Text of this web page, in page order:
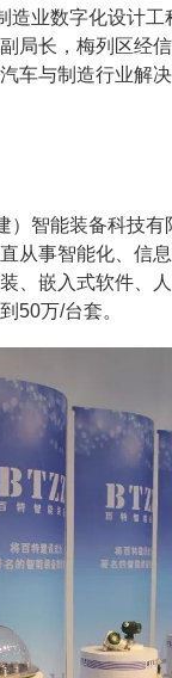
造业数字化设计
局长，梅列区经
车与制造行业解
）智能装备科技
从事智能化、信
、嵌入式软件、
50万/台套。